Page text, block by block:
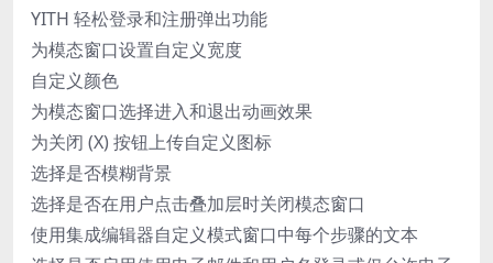
YITH 轻松登录和注册弹出功能
为模态窗口设置自定义宽度
自定义颜色
为模态窗口选择进入和退出动画效果
为关闭 (X) 按钮上传自定义图标
选择是否模糊背景
选择是否在用户点击叠加层时关闭模态窗口
使用集成编辑器自定义模式窗口中每个步骤的文本